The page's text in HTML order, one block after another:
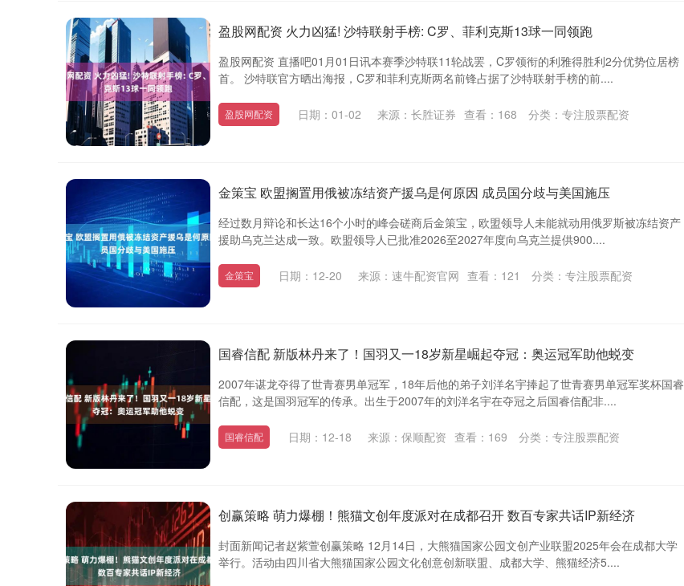
盈股网配资 火力凶猛! 沙特联射手榜: C罗、菲利克斯13球一同领跑
盈股网配资 直播吧01月01日讯本赛季沙特联11轮战罢，C罗领衔的利雅得胜利2分优势位居榜
首。 沙特联官方晒出海报，C罗和菲利克斯两名前锋占据了沙特联射手榜的前....
盈股网配资 日期：01-02 来源：长胜证券 查看： 168 分类： 专注股票配资
金策宝 欧盟搁置用俄被冻结资产援乌是何原因 成员国分歧与美国施压
经过数月辩论和长达16个小时的峰会磋商后金策宝，欧盟领导人未能就动用俄罗斯被冻结资产
援助乌克兰达成一致。欧盟领导人已批准2026至2027年度向乌克兰提供900....
金策宝 日期：12-20 来源：速牛配资官网 查看： 121 分类： 专注股票配资
国睿信配 新版林丹来了！国羽又一18岁新星崛起夺冠：奥运冠军助他蜕变
2007年谌龙夺得了世青赛男单冠军，18年后他的弟子刘洋名宇捧起了世青赛男单冠军奖杯国睿
信配，这是国羽冠军的传承。出生于2007年的刘洋名宇在夺冠之后国睿信配非....
国睿信配 日期：12-18 来源：保顺配资 查看： 169 分类： 专注股票配资
创赢策略 萌力爆棚！熊猫文创年度派对在成都召开 数百专家共话IP新经济
封面新闻记者赵紫萱创赢策略 12月14日，大熊猫国家公园文创产业联盟2025年会在成都大学
举行。活动由四川省大熊猫国家公园文化创意创新联盟、成都大学、熊猫经济5....